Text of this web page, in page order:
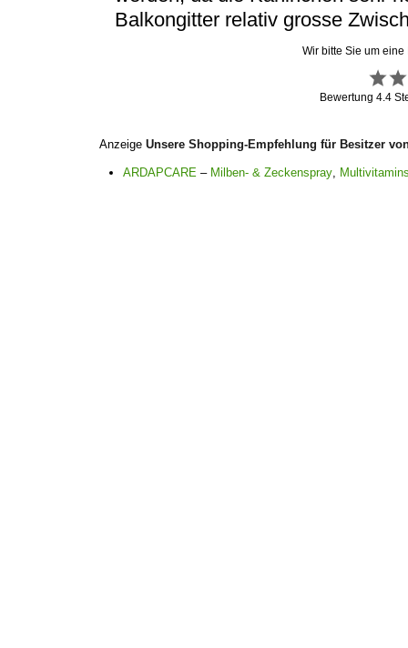
Balkongitter relativ grosse
Wir bitte Sie um
Bewertung4.4
AnzeigeUnsere Shopping-Empfehlung für Besitzer
ARDAPCARE – Milben- & Zeckenspray